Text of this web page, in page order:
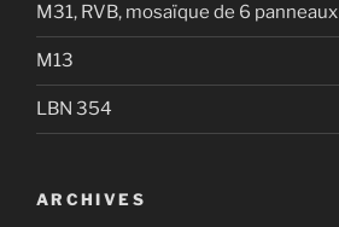
M31, RVB, mosaïque de 6 panneaux
M13
LBN 354
ARCHIVES